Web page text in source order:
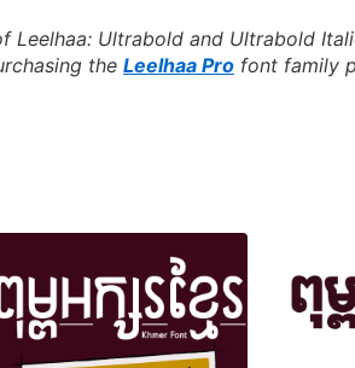
Leelhaa: Ultrabold and Ultrabold
the Leelhaa Pro font family